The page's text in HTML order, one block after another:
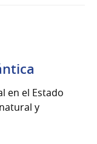
en el Estado
y